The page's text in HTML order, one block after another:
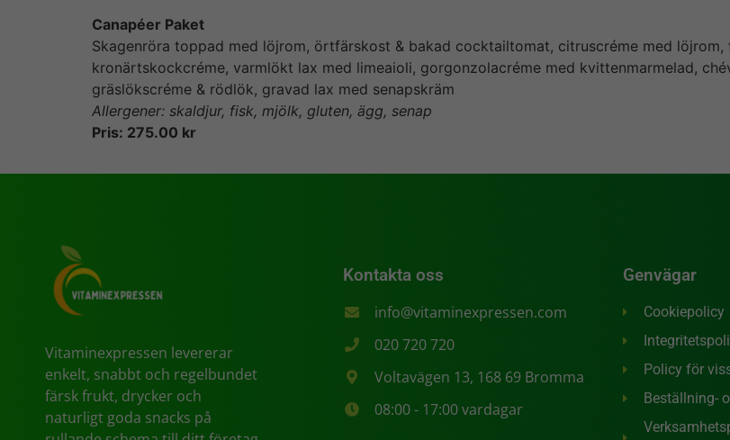
Canapéer Paket
Skagenröra toppad med löjrom, örtfärskost & bakad cocktailtomat, citruscréme med
kronärtskockcréme, varmlökt lax med limeaioli, gorgonzolacréme med kvittenmarmelad,
gräslökscréme & rödlök, gravad lax med senapskräm
Allergener: skaldjur, fisk, mjölk, gluten, ägg, senap
Pris: 275.00 kr
Vitaminexpressen levererar
enkelt, snabbt och regelbundet
färsk frukt, drycker och
naturligt goda snacks på
Kontakta oss
info@vitaminexpressen.com
020 720 720
Voltavägen 13, 168 69 Bromma
08:00 - 17:00 vardagar
Genvägar
Cookiepolicy
Policy för
Beställning-